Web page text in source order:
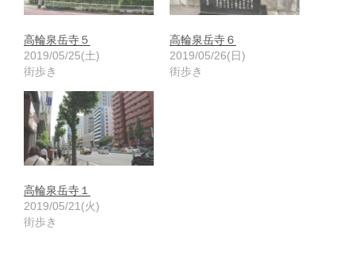
高輪泉岳寺５
2019/05/25(土)
街歩き
高輪泉岳寺６
2019/05/26(日)
街歩き
高輪泉岳寺１
2019/05/21(火)
街歩き